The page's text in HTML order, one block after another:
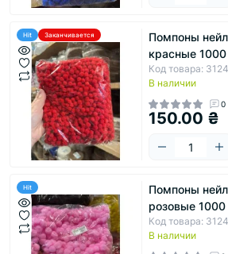
Hit Заканчивается
Помпоны
красные
Код товара:
В наличии
0
150.00 ₴
Hit
Помпоны
розовые
Код товара:
В наличии